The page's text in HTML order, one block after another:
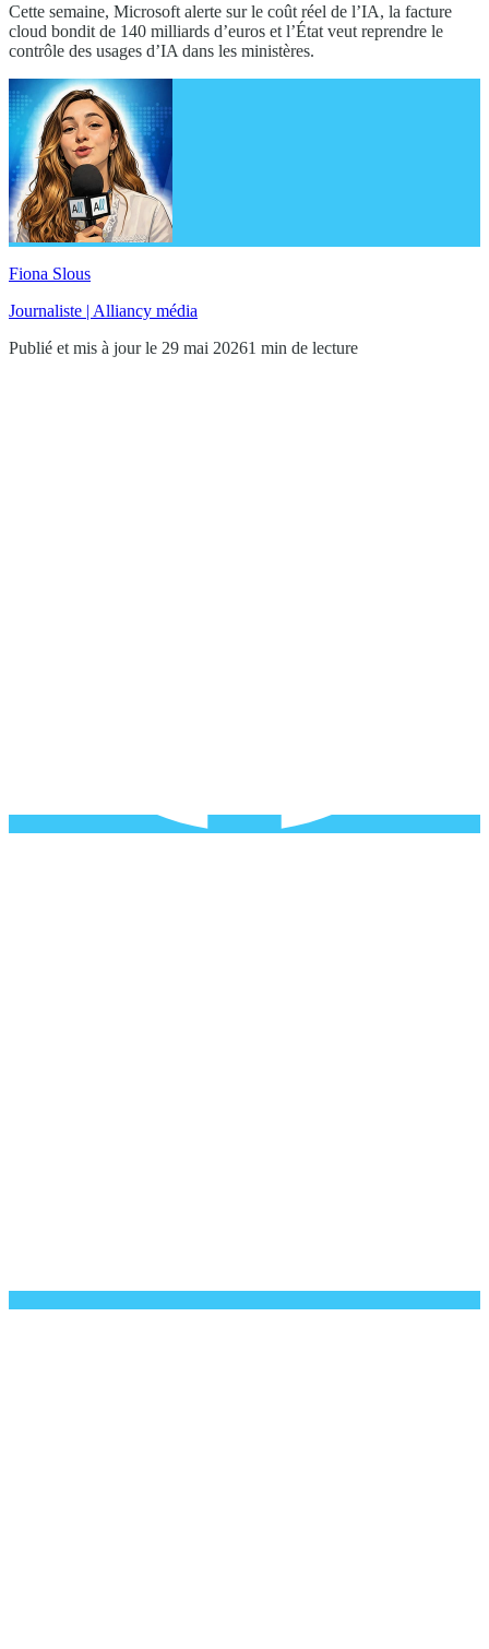
Cette semaine, Microsoft alerte sur le coût réel de l’IA, la facture
cloud bondit de 140 milliards d’euros et l’État veut reprendre le
contrôle des usages d’IA dans les ministères.
Fiona Slous
Journaliste | Alliancy média
Publié et mis à jour le 29 mai 20261 min de lecture